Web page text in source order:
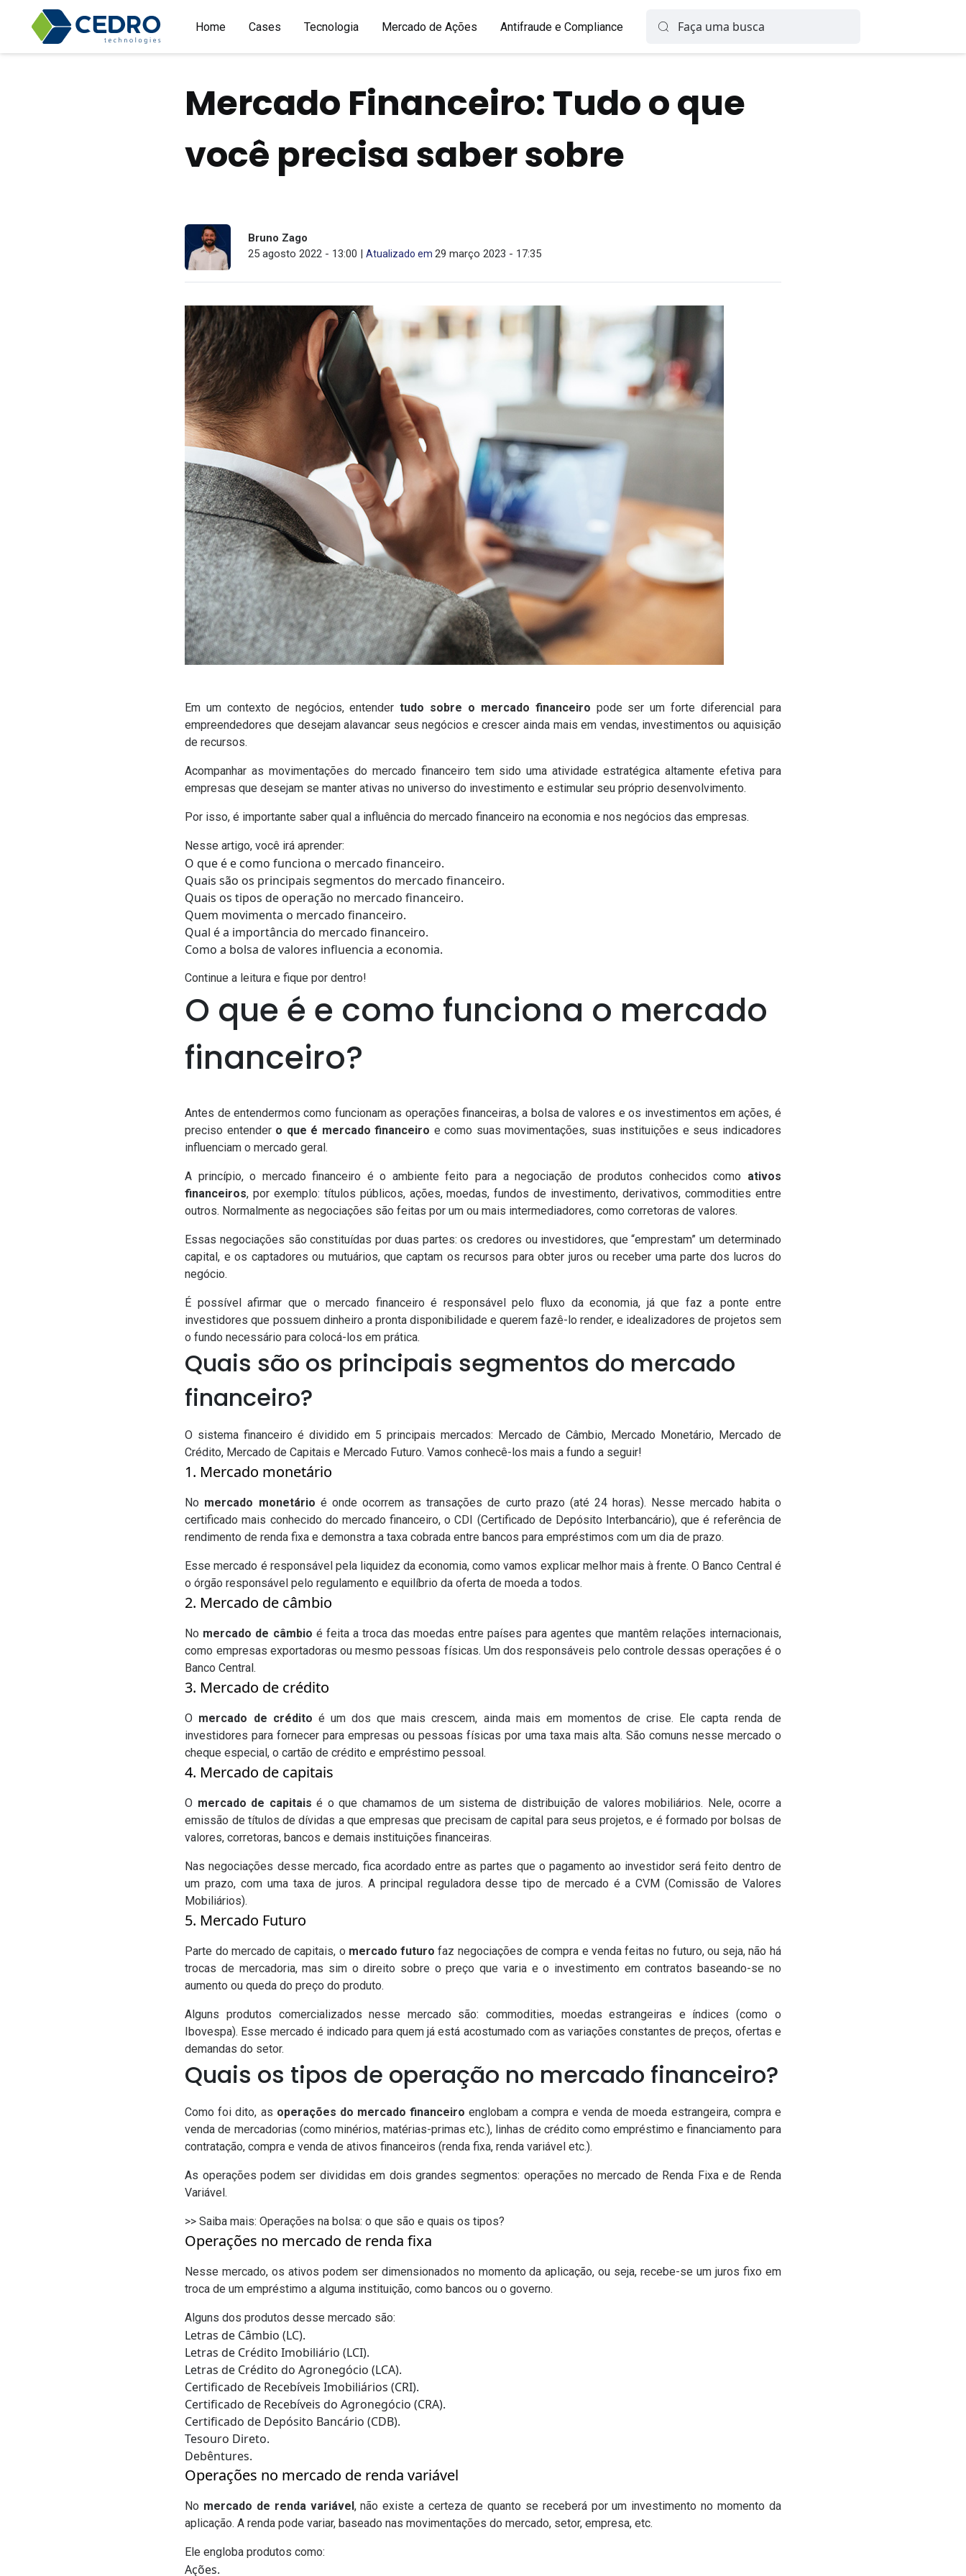
Home Cases Tecnologia Mercado de Ações Antifraude e Compliance
Mercado Financeiro: Tudo o que
você precisa saber sobre
Bruno Zago
25 agosto 2022 - 13:00 |Atualizado em29 março 2023 - 17:35
Em um contexto de negócios, entendertudo sobre o mercado financeiro pode ser um forte diferencial para
empreendedores que desejam alavancar seus negócios e crescer ainda mais em vendas, investimentos ou aquisição
de recursos.
Acompanhar as movimentações do mercado financeiro tem sido uma atividade estratégica altamente efetiva para
empresas que desejam se manter ativas no universo do investimento e estimular seu próprio desenvolvimento.
Por isso, é importante saber qual a influência do mercado financeiro na economia e nos negócios das empresas.
Nesse artigo, você irá aprender:
O que é e como funciona o mercado financeiro.
Quais são os principais segmentos do mercado financeiro.
Quais os tipos de operação no mercado financeiro.
Quem movimenta o mercado financeiro.
Qual é a importância do mercado financeiro.
Como a bolsa de valores influencia a economia.
Continue a leitura e fique por dentro!
O que é e como funciona o mercado
financeiro?
Antes de entendermos como funcionam as operações financeiras, a bolsa de valores e os investimentos em ações, é
preciso entender o que é mercado financeiro e como suas movimentações, suas instituições e seus indicadores
influenciam o mercado geral.
A princípio, o mercado financeiro é o ambiente feito para a negociação de produtos conhecidos como ativos
financeiros, por exemplo: títulos públicos, ações, moedas, fundos de investimento, derivativos, commodities entre
outros. Normalmente as negociações são feitas por um ou mais intermediadores, como corretoras de valores.
Essas negociações são constituídas por duas partes: os credores ou investidores, que “emprestam” um determinado
capital, e os captadores ou mutuários, que captam os recursos para obter juros ou receber uma parte dos lucros do
negócio.
É possível afirmar que o mercado financeiro é responsável pelo fluxo da economia, já que faz a ponte entre
investidores que possuem dinheiro a pronta disponibilidade e querem fazê-lo render, e idealizadores de projetos sem
o fundo necessário para colocá-los em prática.
Quais são os principais segmentos do mercado
financeiro?
O sistema financeiro é dividido em 5 principais mercados: Mercado de Câmbio, Mercado Monetário, Mercado de
Crédito, Mercado de Capitais e Mercado Futuro. Vamos conhecê-los mais a fundo a seguir!
1. Mercado monetário
No mercado monetário é onde ocorrem as transações de curto prazo (até 24 horas). Nesse mercado habita o
certificado mais conhecido do mercado financeiro, o CDI (Certificado de Depósito Interbancário), que é referência de
rendimento de renda fixa e demonstra a taxa cobrada entre bancos para empréstimos com um dia de prazo.
Esse mercado é responsável pela liquidez da economia, como vamos explicar melhor mais à frente. O Banco Central é
o órgão responsável pelo regulamento e equilíbrio da oferta de moeda a todos.
2. Mercado de câmbio
No mercado de câmbio é feita a troca das moedas entre países para agentes que mantêm relações internacionais,
como empresas exportadoras ou mesmo pessoas físicas. Um dos responsáveis pelo controle dessas operações é o
Banco Central.
3. Mercado de crédito
O mercado de crédito é um dos que mais crescem, ainda mais em momentos de crise. Ele capta renda de
investidores para fornecer para empresas ou pessoas físicas por uma taxa mais alta. São comuns nesse mercado o
cheque especial, o cartão de crédito e empréstimo pessoal.
4. Mercado de capitais
O mercado de capitais é o que chamamos de um sistema de distribuição de valores mobiliários. Nele, ocorre a
emissão de títulos de dívidas a que empresas que precisam de capital para seus projetos, e é formado por bolsas de
valores, corretoras, bancos e demais instituições financeiras.
Nas negociações desse mercado, fica acordado entre as partes que o pagamento ao investidor será feito dentro de
um prazo, com uma taxa de juros. A principal reguladora desse tipo de mercado é a CVM (Comissão de Valores
Mobiliários).
5. Mercado Futuro
Parte do mercado de capitais, o mercado futuro faz negociações de compra e venda feitas no futuro, ou seja, não há
trocas de mercadoria, mas sim o direito sobre o preço que varia e o investimento em contratos baseando-se no
aumento ou queda do preço do produto.
Alguns produtos comercializados nesse mercado são: commodities, moedas estrangeiras e índices (como o
Ibovespa). Esse mercado é indicado para quem já está acostumado com as variações constantes de preços, ofertas e
demandas do setor.
Quais os tipos de operação no mercado financeiro?
Como foi dito, as operações do mercado financeiro englobam a compra e venda de moeda estrangeira, compra e
venda de mercadorias (como minérios, matérias-primas etc.), linhas de crédito como empréstimo e financiamento para
contratação, compra e venda de ativos financeiros (renda fixa, renda variável etc.).
As operações podem ser divididas em dois grandes segmentos: operações no mercado de Renda Fixa e de Renda
Variável.
>> Saiba mais:Operações na bolsa: o que são e quais os tipos?
Operações no mercado de renda fixa
Nesse mercado, os ativos podem ser dimensionados no momento da aplicação, ou seja, recebe-se um juros fixo em
troca de um empréstimo a alguma instituição, como bancos ou o governo.
Alguns dos produtos desse mercado são:
Letras de Câmbio (LC).
Letras de Crédito Imobiliário (LCI).
Letras de Crédito do Agronegócio (LCA).
Certificado de Recebíveis Imobiliários (CRI).
Certificado de Recebíveis do Agronegócio (CRA).
Certificado de Depósito Bancário (CDB).
Tesouro Direto.
Debêntures.
Operações no mercado de renda variável
No mercado de renda variável, não existe a certeza de quanto se receberá por um investimento no momento da
aplicação. A renda pode variar, baseado nas movimentações do mercado, setor, empresa, etc.
Ele engloba produtos como:
Ações.